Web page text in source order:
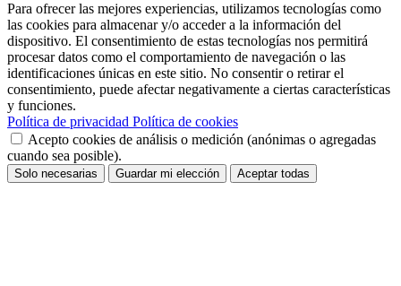
Para ofrecer las mejores experiencias, utilizamos tecnologías como
las cookies para almacenar y/o acceder a la información del
dispositivo. El consentimiento de estas tecnologías nos permitirá
procesar datos como el comportamiento de navegación o las
identificaciones únicas en este sitio. No consentir o retirar el
consentimiento, puede afectar negativamente a ciertas características
y funciones.
Política de privacidad Política de cookies
Acepto cookies de análisis o medición (anónimas o agregadas
cuando sea posible).
Solo necesarias Guardar mi elección Aceptar todas